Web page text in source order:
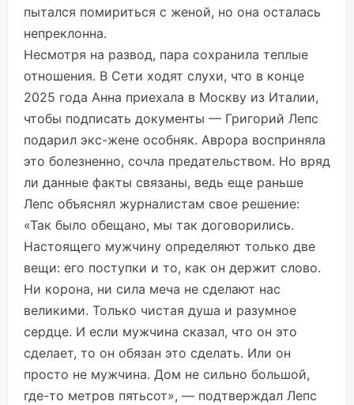
пытался помириться с женой, но она осталась
непреклонна.
Несмотря на развод, пара сохранила теплые
отношения. В Сети ходят слухи, что в конце
2025 года Анна приехала в Москву из Италии,
чтобы подписать документы — Григорий Лепс
подарил экс-жене особняк. Аврора восприняла
это болезненно, сочла предательством. Но вряд
ли данные факты связаны, ведь еще раньше
Лепс объяснял журналистам свое решение:
«Так было обещано, мы так договорились.
Настоящего мужчину определяют только две
вещи: его поступки и то, как он держит слово.
Ни корона, ни сила меча не сделают нас
великими. Только чистая душа и разумное
сердце. И если мужчина сказал, что он это
сделает, то он обязан это сделать. Или он
просто не мужчина. Дом не сильно большой,
где-то метров пятьсот», — подтверждал Лепс